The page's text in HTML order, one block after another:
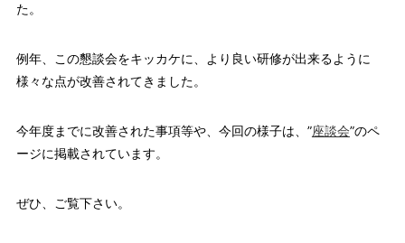
た。
例年、この懇談会をキッカケに、より良い研修が出来るように
様々な点が改善されてきました。
今年度までに改善された事項等や、今回の様子は、”座談会”のペ
ージに掲載されています。
ぜひ、ご覧下さい。